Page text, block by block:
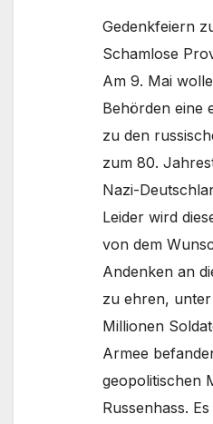
­Gedenkfeiern
Schamlose
Am 9. Mai
Behörden eine
zu den
zum 80.
Nazi-
Leider wird
von dem
Andenken an
zu ehren,
Millionen
Armee
geopolitischen
Russenhass.